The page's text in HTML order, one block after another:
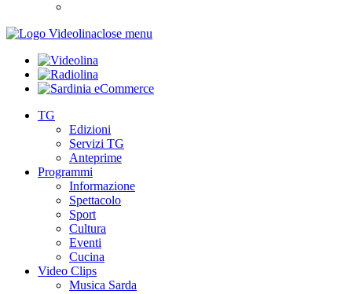
close menu
TG
Edizioni
Servizi TG
Anteprime
Programmi
Informazione
Spettacolo
Sport
Cultura
Eventi
Cucina
Video Clips
Musica Sarda